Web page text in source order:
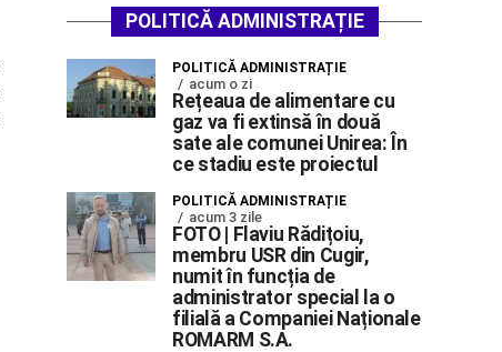
POLITICĂ ADMINISTRAȚIE
POLITICĂ ADMINISTRAȚIE
acum o zi
Rețeaua de alimentare cu
gaz va fi extinsă în două
sate ale comunei Unirea: În
ce stadiu este proiectul
POLITICĂ ADMINISTRAȚIE
acum 3 zile
FOTO | Flaviu Rădițoiu,
membru USR din Cugir,
numit în funcția de
administrator special la o
filială a Companiei Naționale
ROMARM S.A.